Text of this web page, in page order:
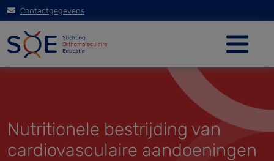
Contactgegevens
Nutritionele bestrijding van
cardiovasculaire aandoeningen